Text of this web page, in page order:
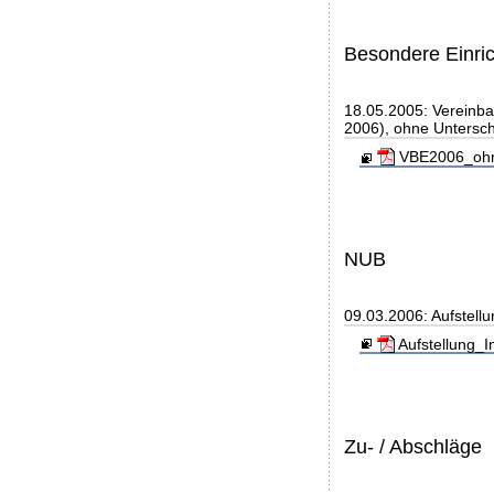
Besondere
18.05.2005:
2006), ohne
NUB
09.03.2006:
Zu- / Abschläge